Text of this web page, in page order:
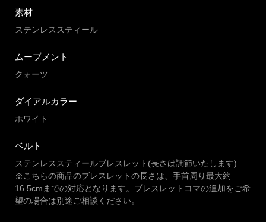
素材
ステンレススティール
ムーブメント
クォーツ
ダイアルカラー
ホワイト
ベルト
ステンレススティールブレスレット(長さは調節いたします)
※こちらの商品のブレスレットの長さは、手首周り最大約
16.5cmまでの対応となります。ブレスレットコマの追加をご希
望の場合は別途ご相談ください。